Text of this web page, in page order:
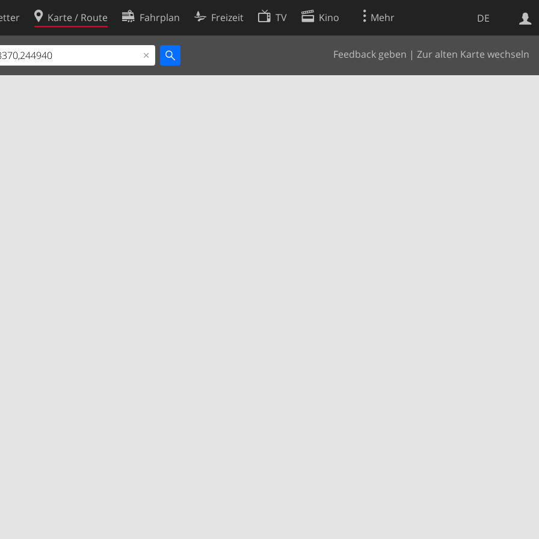
DE
Karte / Route Fahrplan Freizeit TV Kino Mehr
Feedback geben | Zur alten Karte wechseln
Websuche
Cookie-Richtlinie
Cookie-Einstellungen